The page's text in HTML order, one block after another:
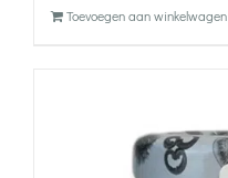
Toevoegen aan winkelwagen